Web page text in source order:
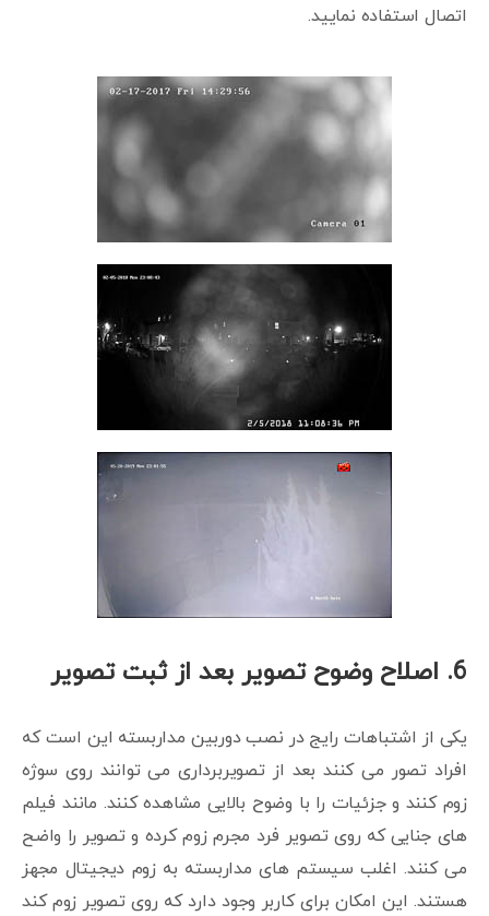
اتصال استفاده نمایید.
6. اصلاح وضوح تصویر بعد از ثبت تصویر
یکی از اشتباهات رایج در نصب دوربین مداربسته این است که
افراد تصور می کنند بعد از تصویربرداری می توانند روی سوژه
زوم کنند و جزئیات را با وضوح بالایی مشاهده کنند. مانند فیلم
های جنایی که روی تصویر فرد مجرم زوم کرده و تصویر را واضح
می کنند. اغلب سیستم های مداربسته به زوم دیجیتال مجهز
هستند. این امکان برای کاربر وجود دارد که روی تصویر زوم کند